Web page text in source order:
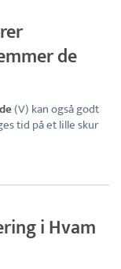
de
(V) kan også godt
tid på et lille skur
i Hvam